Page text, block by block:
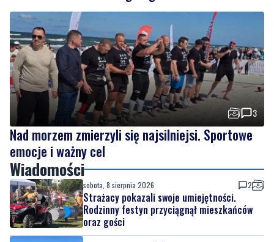
3
Nad morzem zmierzyli się najsilniejsi. Sportowe
emocje i ważny cel
Wiadomości
sobota, 8 sierpnia 2026 2
Strażacy pokazali swoje umiejętności.
Rodzinny festyn przyciągnął mieszkańców
oraz gości